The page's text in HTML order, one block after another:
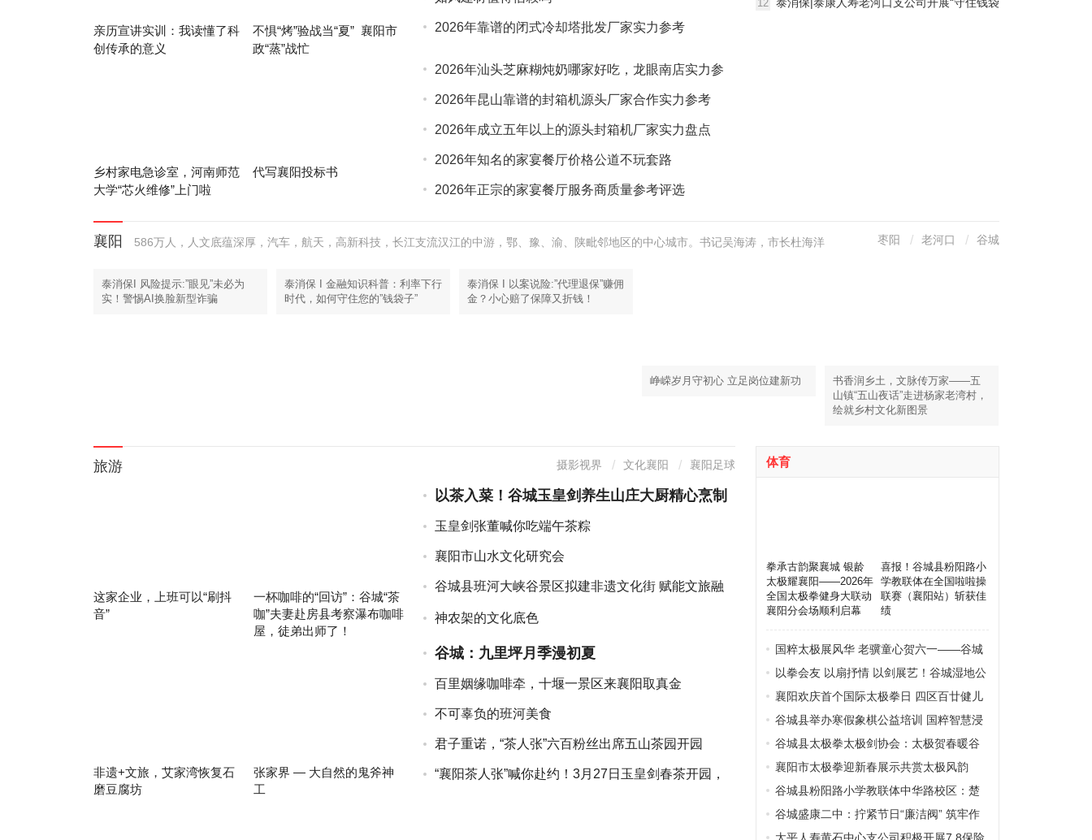
亲历宣讲实训：我读懂了科
创传承的意义
不惧“烤”验战当“夏” 襄阳市
政“蒸”战忙
乡村家电急诊室，河南师范
大学“芯火维修”上门啦
代写襄阳投标书
2026年靠谱的闭式冷却塔批发厂家实力参考
2026年汕头芝麻糊炖奶哪家好吃，龙眼南店实力参
考
2026年昆山靠谱的封箱机源头厂家合作实力参考
2026年成立五年以上的源头封箱机厂家实力盘点
2026年知名的家宴餐厅价格公道不玩套路
2026年正宗的家宴餐厅服务商质量参考评选
12
襄阳 586万人，人文底蕴深厚，汽车，航天，高新科技，长江支流汉江的中游，鄂、豫、渝、陕毗邻地区的中心城市。书记吴海涛，市长杜海洋 枣阳 老河口 谷城
泰消保I 风险提示:”眼见”未必为
实！警惕AI换脸新型诈骗
泰消保 I 金融知识科普：利率下行
时代，如何守住您的”钱袋子”
泰消保 I 以案说险:”代理退保”赚佣
金？小心赔了保障又折钱！
峥嵘岁月守初心 立足岗位建新功
书香润乡土，文脉传万家——五
山镇“五山夜话”走进杨家老湾村，
绘就乡村文化新图景
旅游 摄影视界 文化襄阳 襄阳足球
这家企业，上班可以“刷抖
音”
一杯咖啡的“回访”：谷城“茶
咖”夫妻赴房县考察瀑布咖啡
屋，徒弟出师了！
非遗+文旅，艾家湾恢复石
磨豆腐坊
张家界 — 大自然的鬼斧神
工
以茶入菜！谷城玉皇剑养生山庄大厨精心烹制
18道“茶菜”
玉皇剑张董喊你吃端午茶粽
襄阳市山水文化研究会
谷城县班河大峡谷景区拟建非遗文化街 赋能文旅融
神农架的文化底色
谷城：九里坪月季漫初夏
百里姻缘咖啡牵，十堰一景区来襄阳取真金
不可辜负的班河美食
君子重诺，“茶人张”六百粉丝出席五山茶园开园
“襄阳茶人张”喊你赴约！3月27日玉皇剑春茶开园，
体育
拳承古韵聚襄城 银龄
太极耀襄阳——2026年
全国太极拳健身大联动
襄阳分会场顺利启幕
喜报！谷城县粉阳路小
学教联体在全国啦啦操
联赛（襄阳站）斩获佳
绩
国粹太极展风华 老骥童心贺六一——谷城
县太极爱好者欢聚中华广场乐享别样儿童
以拳会友 以扇抒情 以剑展艺！谷城湿地公
园上演“太极盛宴”
襄阳欢庆首个国际太极拳日 四区百廿健儿
展太极风韵
谷城县举办寒假象棋公益培训 国粹智慧浸
润少儿假期
谷城县太极拳太极剑协会：太极贺春暖谷
城 拳韵飘香庆团圆
襄阳市太极拳迎新春展示共赏太极风韵
谷城县粉阳路小学教联体中华路校区：楚
河汉界竞风采 以棋启智促成长
谷城盛康二中：拧紧节日“廉洁阀” 筑牢作
风“防护墙”